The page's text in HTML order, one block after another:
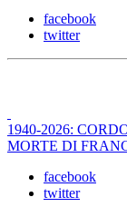
facebook
twitter
1940-2026:
MORTE DI
facebook
twitter